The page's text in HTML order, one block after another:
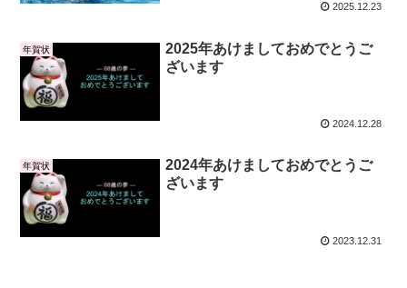
2025.12.23
年賀状
2025年あけましておめでとうご
ざいます
2024.12.28
年賀状
2024年あけましておめでとうご
ざいます
2023.12.31